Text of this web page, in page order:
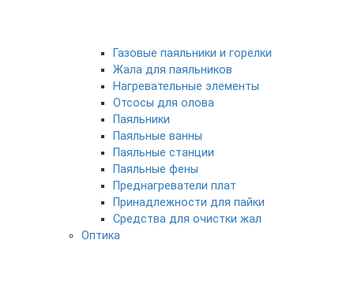
Газовые паяльники и горелки
Жала для паяльников
Нагревательные элементы
Отсосы для олова
Паяльники
Паяльные ванны
Паяльные станции
Паяльные фены
Преднагреватели плат
Принадлежности для пайки
Средства для очистки жал
Оптика